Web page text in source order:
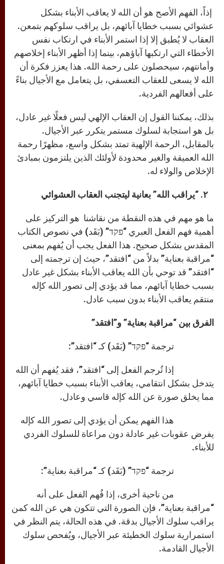
إذاً، الفهم الأصح هو أن الله لا يعاقب الأبناء بشكل
عشوائي بسبب خطايا آبائهم، بل يراقب سلوكهم بتمعن.
العقاب لا يُطبق إلا إذا استمر الأبناء في ارتكاب نفس
الأخطاء التي ارتكبها آباؤهم، بينما إذا أظهر الأبناء إخلاصهم
وأمانتهم، سيحصلون على رحمة الله. هذا يعزز فكرة أن
الله لا يسعى للعقاب التعسفي، بل يتعامل مع الأجيال بناءً
على أفعالهم الفردية.
بذلك، يمكننا القول إن العقاب الإلهي ليس فعلًا غير عادل،
بل هو استجابة لسلوك مستمر يتكرر عبر الأجيال.
بالمقابل، الرحمة الإلهية تمتد بشكل واسع، مظهرًا رحمة
الله العميقة والغير محدودة لأولئك الذين يلتزمون بمبادئ
الإخلاص والولاء له.
ما هو مهم في هذه النقطة من نقاشنا هو التركيز على
أهمية فهم الفعل العبري “פקד” (بَقَد) في نصوص الكتاب
المقدس بشكل صحيح. هذا الفعل يجب أن يُفهم بمعنى
“مراقبة بعناية” بدلاً من “افتقد”، حيث إن ترجمته إلى
“افتقد” قد توحي بأن الله يعاقب الأبناء بشكل غير عادل
بسبب خطايا آبائهم، مما قد يؤدي إلى تصور الله كإله
منتقم يعاقب الأبناء بدون سبب عادل.
الفرق بين “مراقبة بعناية” و”افتقد”
ترجمة “פקד” (بَقَد) كـ “افتقد”:
إذا تُرجم الفعل إلى “افتقد”، فقد يُفهم أن الله
يتدخل بشكل انتقامي، يعاقب الأبناء بسبب خطايا آبائهم،
مما يخلق صورة عن الله كإله قاسي وعادل.
هذا الفهم يمكن أن يؤدي إلى تصور الله كإله
يفرض عقوبات غير عادلة دون مراعاة للسلوك الفردي
للأبناء.
ترجمة “פקד” (بَقَد) كـ “مراقبة بعناية”:
من ناحية أخرى، إذا فُهم الفعل على أنه
“مراقبة بعناية”، فإن الصورة التي تتكون هي عن الله كمن
يراقب سلوك الأجيال بدقة. في هذه الحالة، يتم النظر في
استمرارية سلوك الخطيئة عبر الأجيال، ويُفحص سلوك
الأجيال القادمة.